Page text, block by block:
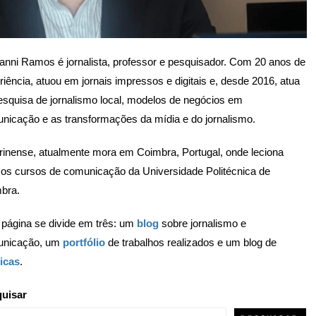
Ramos é jornalista, professor e pesquisador. Com 20 anos de
atuou em jornais impressos e digitais e, desde 2016, atua
de jornalismo local, modelos de negócios em
e as transformações da mídia e do jornalismo.
atualmente mora em Coimbra, Portugal, onde leciona
cursos de comunicação da Universidade Politécnica de
se divide em três: um blogsobre jornalismo e
um portfóliode trabalhos realizados e um blog de
.